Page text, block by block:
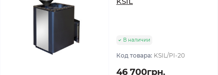
В наличии
Код товара: KSIL/PI-20
46 700грн.